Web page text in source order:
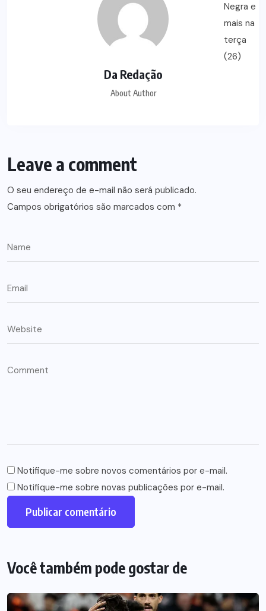
Da Redação
About Author
Leave a comment
O seu endereço de e-mail não será publicado.
Campos obrigatórios são marcados com *
Notifique-me sobre novos comentários por e-mail.
Notifique-me sobre novas publicações por e-mail.
Você também pode gostar de